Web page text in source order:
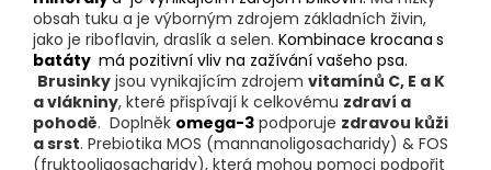
obsah tuku a je výborným zdrojem základních živin,
jako je riboflavin, draslík a selen. Kombinace krocana s
batáty má pozitivní vliv na zažívání vašeho psa.
Brusinky jsou vynikajícím zdrojem vitamínů C, E a K
a vlákniny, které přispívají k celkovému zdraví a
pohodě. Doplněk omega-3 podporuje zdravou kůži
a srst. Prebiotika MOS (mannanoligosacharidy) & FOS
(fruktooligosacharidy), která mohou pomoci podpořit